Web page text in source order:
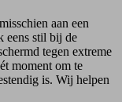
aan een
eens stil bij de
tegen extreme
moment om te
is. Wij helpen